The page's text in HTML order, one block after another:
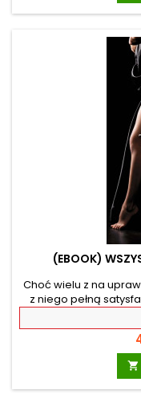
partnera. Odkryjesz
(EBOOK)
Choć wielu z na
z niego pełną
miłości. Poznaj
doznania seksualne
nauczycielka
tantryczny i masaż
jak z pomocą tej
świadomość
